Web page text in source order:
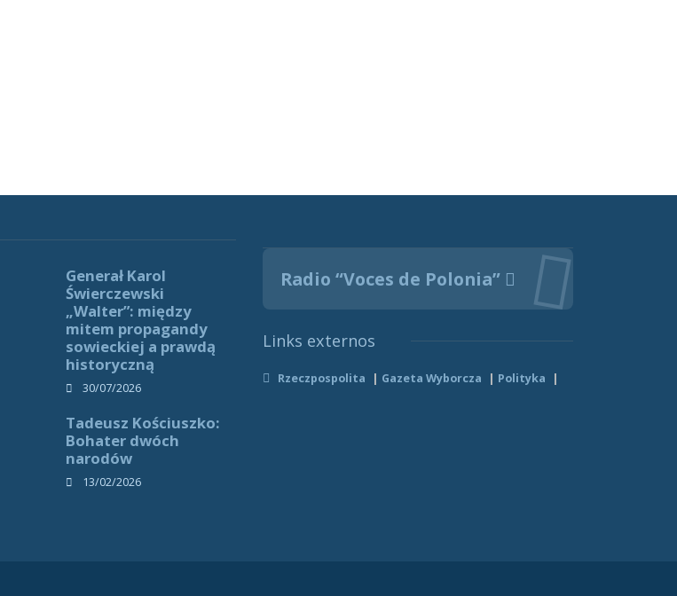
Generał Karol
Świerczewski
„Walter”: między
mitem propagandy
sowieckiej a prawdą
historyczną
30/07/2026
Tadeusz Kościuszko:
Bohater dwóch
narodów
13/02/2026
Radio “Voces de Polonia”
Links externos
Rzeczpospolita Gazeta Wyborcza Polityka